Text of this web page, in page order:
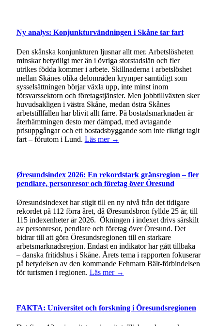
Ny analys: Konjunkturvändningen i Skåne tar fart
Den skånska konjunkturen ljusnar allt mer. Arbetslösheten
minskar betydligt mer än i övriga storstadslän och fler
utrikes födda kommer i arbete. Skillnaderna i arbetslöshet
mellan Skånes olika delområden krymper samtidigt som
sysselsättningen börjar växla upp, inte minst inom
försvarssektorn och företagstjänster. Men jobbtillväxten sker
huvudsakligen i västra Skåne, medan östra Skånes
arbetstillfällen har blivit allt färre. På bostadsmarknaden är
återhämtningen desto mer dämpad, med avtagande
prisuppgångar och ett bostadsbyggande som inte riktigt tagit
fart – förutom i Lund. Läs mer →
Øresundsindex 2026: En rekordstark gränsregion – fler
pendlare, personresor och företag över Öresund
Øresundsindexet har stigit till en ny nivå från det tidigare
rekordet på 112 förra året, då Øresundsbron fyllde 25 år, till
115 indexenheter år 2026. Ökningen i indexet drivs särskilt
av personresor, pendlare och företag över Öresund. Det
bidrar till att göra Öresundsregionen till en starkare
arbetsmarknadsregion. Endast en indikator har gått tillbaka
– danska fritidshus i Skåne. Årets tema i rapporten fokuserar
på betydelsen av den kommande Fehmarn Bält-förbindelsen
för turismen i regionen. Läs mer →
FAKTA: Universitet och forskning i Öresundsregionen